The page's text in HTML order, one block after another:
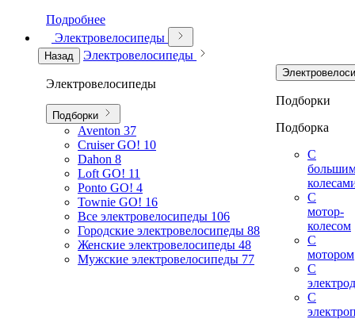
Подробнее
Электровелосипеды
Назад Электровелосипеды
Электровелосипеды
Подборки
Aventon 37
Cruiser GO! 10
Dahon 8
Loft GO! 11
Ponto GO! 4
Townie GO! 16
Все электровелосипеды 106
Городские электровелосипеды 88
Женские электровелосипеды 48
Мужские электровелосипеды 77
Подборки
Подборка
С
С
мотор-
колесом
С
мотором
С
С